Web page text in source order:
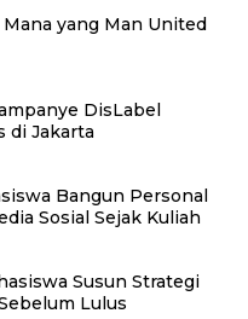
yang Man United
DisLabel
di Jakarta
Bangun Personal
Sosial Sejak Kuliah
Susun Strategi
Lulus